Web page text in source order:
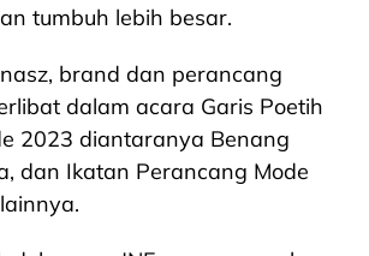
tumbuh lebih besar.
brand dan perancang
dalam acara Garis Poetih
2023 diantaranya Benang
dan Ikatan Perancang Mode